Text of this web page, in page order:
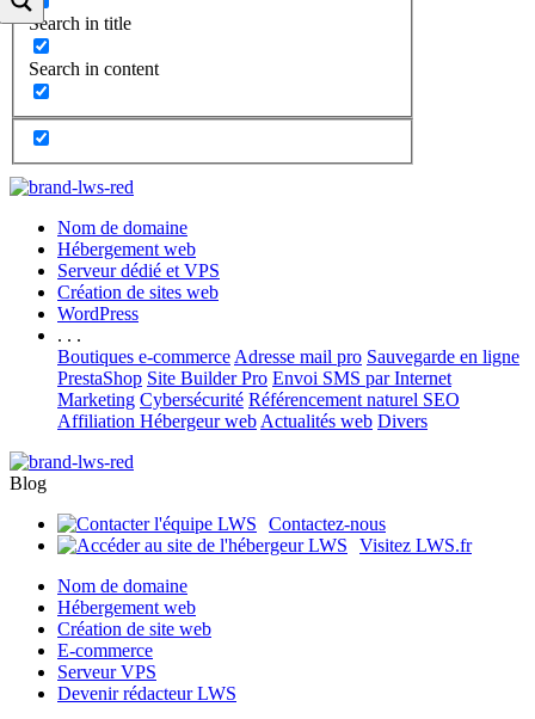
Search in title
Search in content
Nom de domaine
Hébergement web
Serveur dédié et VPS
Création de sites web
WordPress
. . .
Boutiques e-commerce Adresse mail pro Sauvegarde en ligne
PrestaShop Site Builder Pro Envoi SMS par Internet
Marketing Cybersécurité Référencement naturel SEO
Affiliation Hébergeur web Actualités web Divers
Blog
Contactez-nous
Visitez LWS.fr
Nom de domaine
Hébergement web
Création de site web
E-commerce
Serveur VPS
Devenir rédacteur LWS